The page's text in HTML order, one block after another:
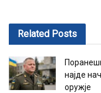
Related Posts
најде
оружје